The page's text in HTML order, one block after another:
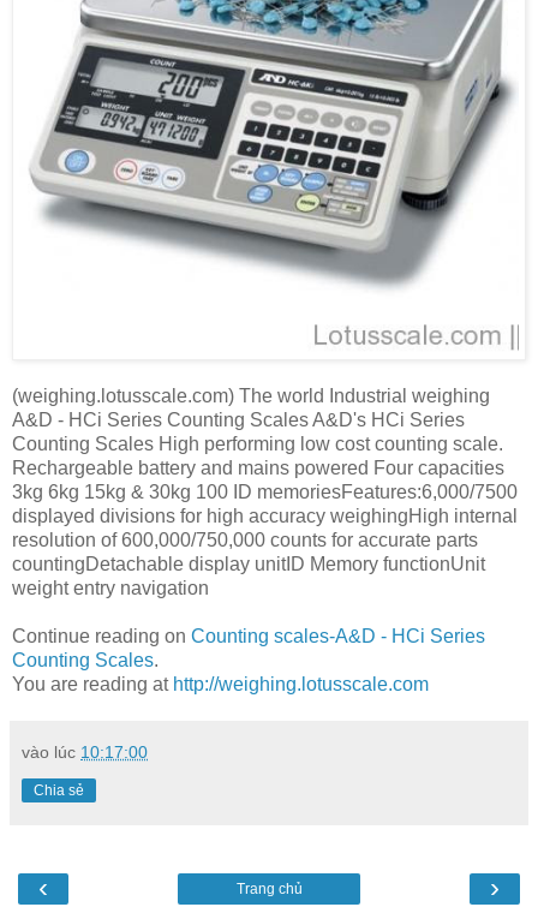
(weighing.lotusscale.com) The world Industrial weighing
A&D - HCi Series Counting Scales A&D's HCi Series
Counting Scales High performing low cost counting scale.
Rechargeable battery and mains powered Four capacities
3kg 6kg 15kg & 30kg 100 ID memoriesFeatures:6,000/7500
displayed divisions for high accuracy weighingHigh internal
resolution of 600,000/750,000 counts for accurate parts
countingDetachable display unitID Memory functionUnit
weight entry navigation
Continue reading on Counting scales-A&D - HCi Series
Counting Scales.
You are reading at http://weighing.lotusscale.com
vào lúc 10:17:00
Chia sẻ
‹ ›
Trang chủ